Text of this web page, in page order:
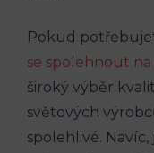
Pokud
se spolehnout na
široký výběr
světových
spolehlivé.